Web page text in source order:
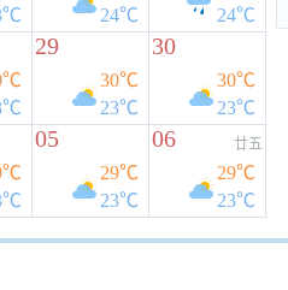
24℃
24℃
29
30℃
23℃
30
30℃
23℃
05
29℃
23℃
06 廿五
29℃
23℃